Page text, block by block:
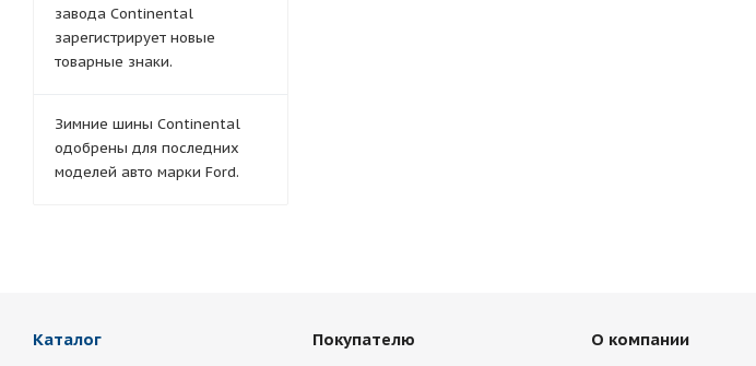
завода Continental
зарегистрирует новые
товарные знаки.
Зимние шины Continental
одобрены для последних
моделей авто марки Ford.
Каталог Покупателю О компании